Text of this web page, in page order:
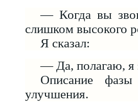
— Когда вы
слишком высокого
Я сказал:
— Да, полагаю, я
Описание
улучшения.